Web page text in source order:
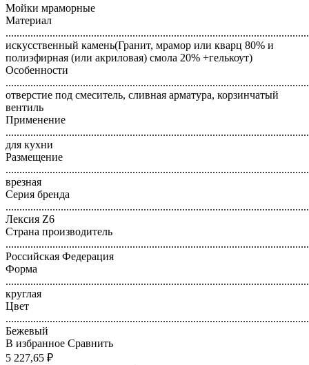
Мойки мраморные
Материал
искусственный камень(Гранит, мрамор или кварц 80% и
полиэфирная (или акриловая) смола 20% +гелькоут)
Особенности
отверстие под смеситель, сливная арматура, корзинчатый
вентиль
Применение
для кухни
Размещение
врезная
Серия бренда
Лексия Z6
Страна производитель
Российская Федерация
Форма
круглая
Цвет
Бежевый
В избранное Сравнить
5 227,65 ₽